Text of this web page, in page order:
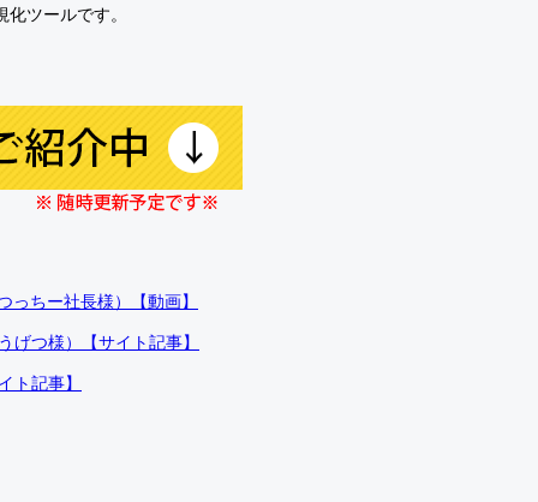
ツールです。
ちー社長様）【動画】
げつ様）【サイト記事】
ト記事】